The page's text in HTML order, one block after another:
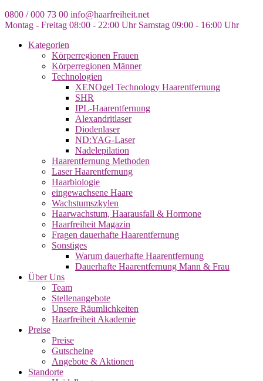
0800 / 000 73 00 info@haarfreiheit.net
Montag - Freitag 08:00 - 22:00 Uhr Samstag 09:00 - 16:00 Uhr
Kategorien
Körperregionen Frauen
Körperregionen Männer
Technologien
XENOgel Technology Haarentfernung
SHR
IPL-Haarentfernung
Alexandritlaser
Diodenlaser
ND:YAG-Laser
Nadelepilation
Haarentfernung Methoden
Laser Haarentfernung
Haarbiologie
eingewachsene Haare
Wachstumszkylen
Haarwachstum, Haarausfall & Hormone
Haarfreiheit Magazin
Fragen dauerhafte Haarentfernung
Sonstiges
Warum dauerhafte Haarentfernung
Dauerhafte Haarentfernung Mann & Frau
Über Uns
Team
Stellenangebote
Unsere Räumlichkeiten
Haarfreiheit Akademie
Preise
Preise
Gutscheine
Angebote & Aktionen
Standorte